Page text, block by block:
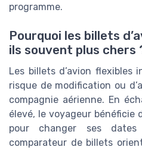
programme.
Pourquoi les billets
ils souvent plus chers
Les billets d’avion flexibles
risque de modification ou
compagnie aérienne. En
élevé, le voyageur bénéficie
pour changer ses
comparateur de billets